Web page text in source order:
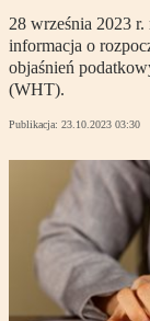
28 września 2023
informacja o
objaśnień
(WHT).
Publikacja: 23.10.2023 03:30